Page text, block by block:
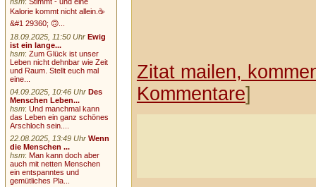
Zitat mailen,
Kommentare]
Kalorie kommt nicht allein.☕
&#1 29360; 🙃...
18.09.2025, 11:50 Uhr Ewig
ist ein lange...
hsm:Zum Glück ist unser
Leben nicht dehnbar wie Zeit
und Raum. Stellt euch mal
eine...
04.09.2025, 10:46 Uhr Des
Menschen Leben...
hsm:Und manchmal kann
das Leben ein ganz schönes
Arschloch sein....
22.08.2025, 13:49 Uhr Wenn
die Menschen ...
hsm:Man kann doch aber
auch mit netten Menschen
ein entspanntes und
gemütliches Pla...